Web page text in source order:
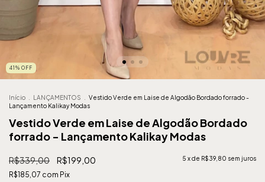
41 % OFF
Início LANÇAMENTOS
Vestido Verde em Laise de Algodão Bordado forrado -
Lançamento Kalikay Modas
Vestido Verde em Laise de Algodão Bordado
forrado - Lançamento Kalikay Modas
R$339,00 R$199,00 5 x de R$39,80 sem juros
R$185,07 com Pix